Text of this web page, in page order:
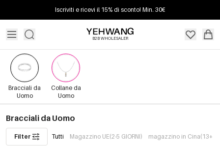
Iscriviti e ricevi il 15% di sconto! Min. 30€
B2B WHOLESALER
Bracciali da
Uomo
Collane da
Uomo
Bracciali da Uomo
Filter Tutti Magazzino UE(2-5 GIORNI) magazzino in Cina(13+